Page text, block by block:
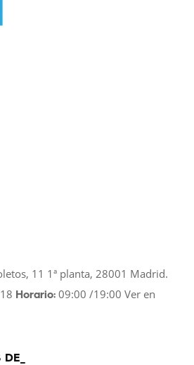
11 1ª planta, 28001 Madrid.
Horario: 09:00 /19:00 Ver en